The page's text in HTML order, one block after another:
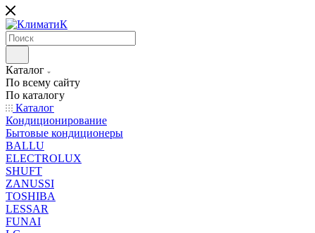
Каталог
По всему сайту
По каталогу
Каталог
Кондиционирование
Бытовые кондиционеры
BALLU
ELECTROLUX
SHUFT
ZANUSSI
TOSHIBA
LESSAR
FUNAI